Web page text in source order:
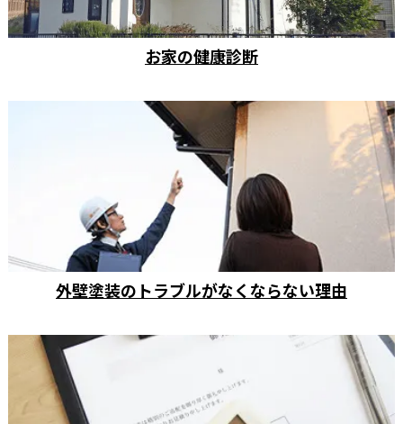
お家の健康診断
外壁塗装のトラブルがなくならない理由